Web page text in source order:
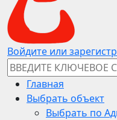
Войдите или
Главная
Выбрать объект
Выбрать по